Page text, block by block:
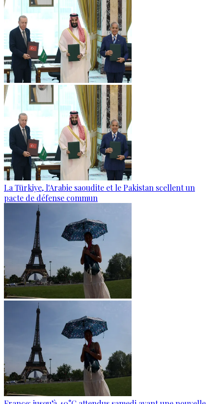
La Türkiye, l'Arabie saoudite et le Pakistan scellent un
pacte de défense commun